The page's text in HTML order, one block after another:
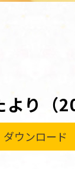
り（
ダウンロード